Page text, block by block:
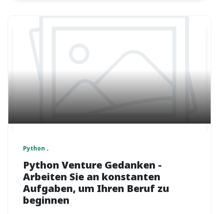
Python
Python Venture Gedanken -
Arbeiten Sie an konstanten
Aufgaben, um Ihren Beruf zu
beginnen